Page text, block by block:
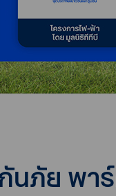
นภัย พา